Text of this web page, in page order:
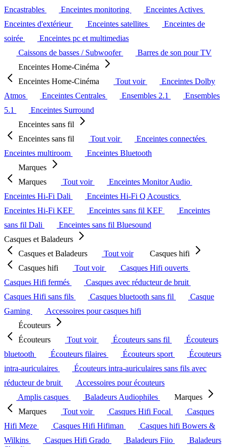
Encastrables
Enceintes monitoring
Enceintes Actives
Enceintes d'extérieur
Enceintes satellites
Enceintes de
soirée
Enceintes pc et multimedias
Caissons de basses / Subwoofer
Barres de son pour TV
Enceintes Home-Cinéma
Enceintes Home-Cinéma
Tout voir
Enceintes Dolby
Atmos
Enceintes Centrales Ensembles 2.1
Ensembles
5.1
Enceintes Surround
Enceintes sans fil
Enceintes sans fil
Tout voir
Enceintes connectées
Enceintes multiroom
Enceintes Bluetooth
Marques
Marques
Tout voir
Enceintes Monitor Audio
Enceintes Hi-Fi Dali
Enceintes Hi-Fi Q Acoustics
Enceintes Hi-Fi KEF
Enceintes sans fil KEF
Enceintes
sans fil Dali
Enceintes sans fil Bluesound
Casques et Baladeurs
Casques et Baladeurs
Tout voir
Casques hifi
Casques hifi
Tout voir
Casques Hifi ouverts
Casques Hifi fermés
Casques avec réducteur de bruit
Casques Hifi sans fils
Casques bluetooth sans fil
Casque
Gaming
Accessoires pour casques hifi
Écouteurs
Écouteurs
Tout voir Écouteurs sans fil
Écouteurs
bluetooth
Écouteurs filaires Écouteurs sport
Écouteurs
intra-auriculaires
Écouteurs intra-auriculaires sans fils avec
réducteur de bruit
Accessoires pour écouteurs
Amplis casques
Baladeurs Audiophiles
Marques
Marques
Tout voir Casques Hifi Focal
Casques
Hifi Meze
Casques Hifi Hifiman
Casques hifi Bowers &
Wilkins
Casques Hifi Grado Baladeurs Fiio
Baladeurs